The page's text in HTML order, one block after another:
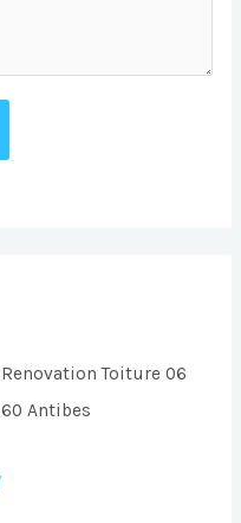
Toiture 06
Antibes